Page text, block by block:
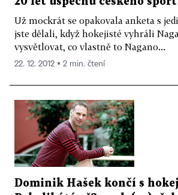
Už mockrát se opakovala anketa s
jste dělali, když hokejisté vyhráli
vysvětlovat, co vlastně to Nagano...
22. 12. 2012 ▪ 2 min. čtení
Dominik Hašek končí s